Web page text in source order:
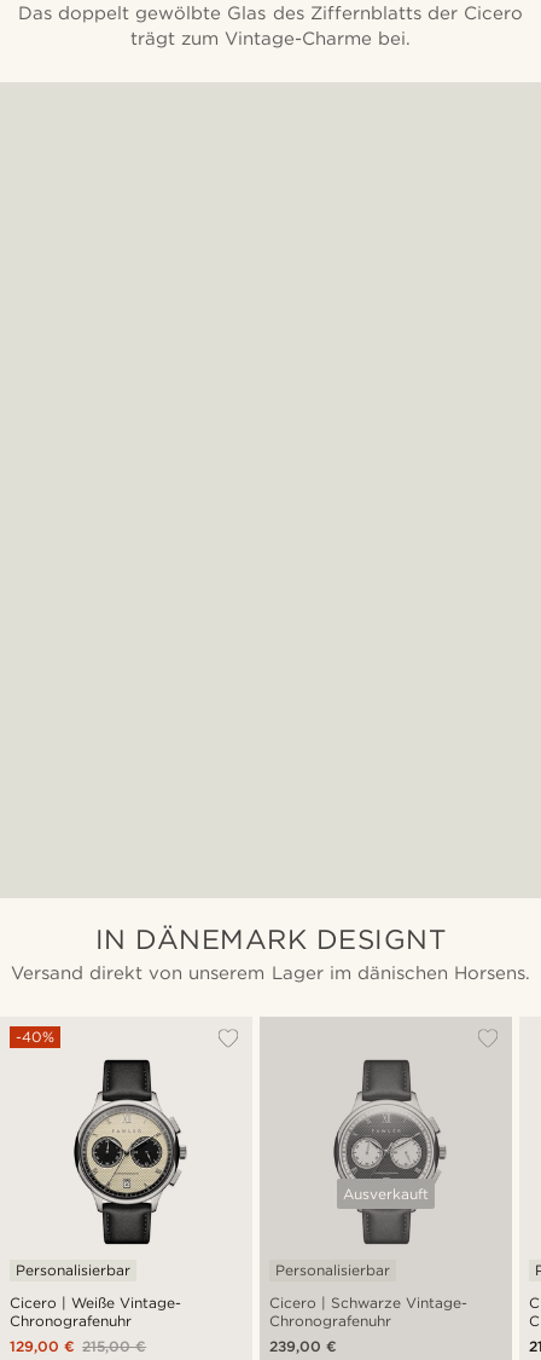
Das doppelt gewölbte Glas des Ziffernblatts der Cicero
trägt zum Vintage-Charme bei.
IN DÄNEMARK DESIGNT
Versand direkt von unserem Lager im dänischen Horsens.
Cicero | Weiße Vintage-
Chronografenuhr
-40%
Personalisierbar
215,00 €
129,00 €
Ausverkauft
Cicero | Schwarze Vintage-
Chronografenuhr
Personalisierbar
239,00 €